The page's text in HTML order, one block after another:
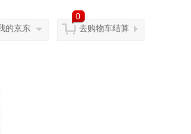
的京东
0
去购物车结算